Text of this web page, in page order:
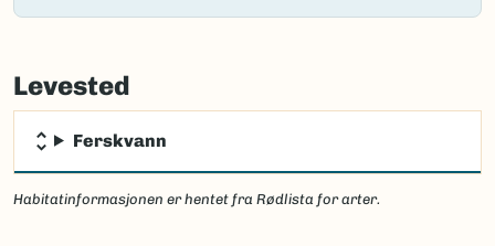
Failed
load
Levested
Ferskvann
Habitatinformasjonen er hentet fra Rødlista for arter.